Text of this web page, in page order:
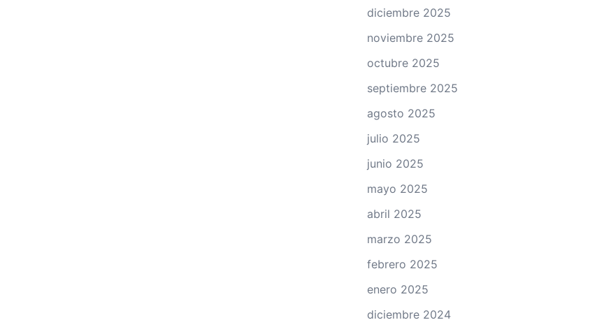
diciembre 2025
noviembre 2025
octubre 2025
septiembre 2025
agosto 2025
julio 2025
junio 2025
mayo 2025
abril 2025
marzo 2025
febrero 2025
enero 2025
diciembre 2024